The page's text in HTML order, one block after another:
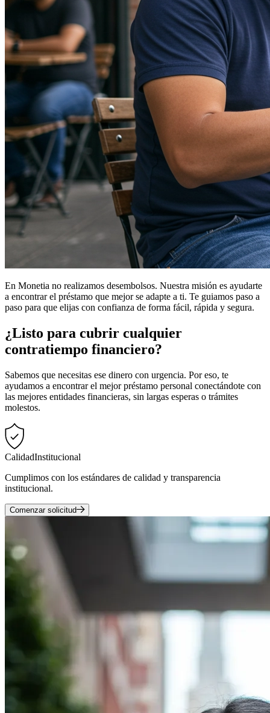
En Monetia no realizamos desembolsos. Nuestra misión es ayudarte
a encontrar el préstamo que mejor se adapte a ti. Te guiamos paso a
paso para que elijas con confianza de forma fácil, rápida y segura.
¿Listo para cubrir cualquier
contratiempo financiero?
Sabemos que necesitas ese dinero con urgencia. Por eso, te
ayudamos a encontrar el mejor préstamo personal conectándote con
las mejores entidades financieras, sin largas esperas o trámites
molestos.
CalidadInstitucional
Cumplimos con los estándares de calidad y transparencia
institucional.
Comenzar solicitud